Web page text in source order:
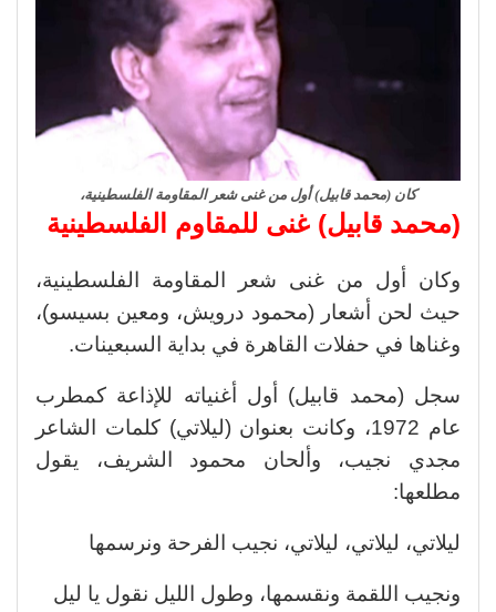
كان (محمد قابيل) أول من غنى شعر المقاومة الفلسطينية،
(محمد قابيل) غنى للمقاوم الفلسطينية
وكان أول من غنى شعر المقاومة الفلسطينية،
حيث لحن أشعار (محمود درويش، ومعين بسيسو)،
وغناها في حفلات القاهرة في بداية السبعينات.
سجل (محمد قابيل) أول أغنياته للإذاعة كمطرب
عام 1972، وكانت بعنوان (ليلاتي) كلمات الشاعر
مجدي نجيب، وألحان محمود الشريف، يقول
مطلعها:
ليلاتي، ليلاتي، ليلاتي، نجيب الفرحة ونرسمها
ونجيب اللقمة ونقسمها، وطول الليل نقول يا ليل